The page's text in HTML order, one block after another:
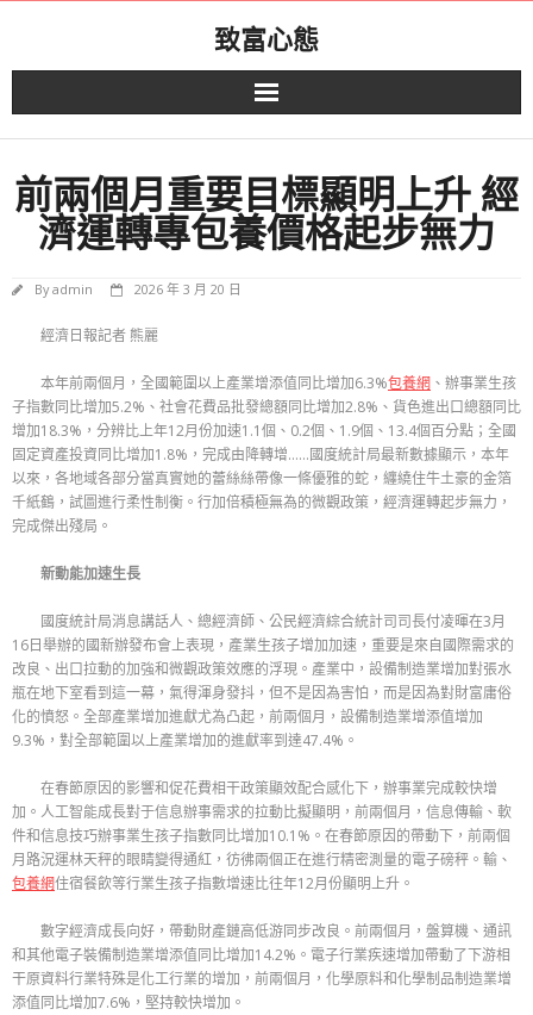
致富心態
前兩個月重要目標顯明上升 經
濟運轉專包養價格起步無力
Byadmin 2026 年 3 月 20 日
經濟日報記者 熊麗
本年前兩個月，全國範圍以上產業增添值同比增加6.3%包養網 、辦事業生孩
子指數同比增加5.2%、社會花費品批發總額同比增加2.8%、貨色進出口總額同比
增加18.3%，分辨比上年12月份加速1.1個、0.2個、1.9個、13.4個百分點；全國
固定資產投資同比增加1.8%，完成由降轉增……國度統計局最新數據顯示，本年
以來，各地域各部分當真實她的蕾絲絲帶像一條優雅的蛇，纏繞住牛土豪的金箔
千紙鶴，試圖進行柔性制衡。行加倍積極無為的微觀政策，經濟運轉起步無力，
完成傑出殘局。
新動能加速生長
國度統計局消息講話人、總經濟師、公民經濟綜合統計司司長付凌暉在3月
16日舉辦的國新辦發布會上表現，產業生孩子增加加速，重要是來自國際需求的
改良、出口拉動的加強和微觀政策效應的浮現。產業中，設備制造業增加對張水
瓶在地下室看到這一幕，氣得渾身發抖，但不是因為害怕，而是因為對財富庸俗
化的憤怒。全部產業增加進獻尤為凸起，前兩個月，設備制造業增添值增加
9.3%，對全部範圍以上產業增加的進獻率到達47.4%。
在春節原因的影響和促花費相干政策顯效配合感化下，辦事業完成較快增
加。人工智能成長對于信息辦事需求的拉動比擬顯明，前兩個月，信息傳輸、軟
件和信息技巧辦事業生孩子指數同比增加10.1%。在春節原因的帶動下，前兩個
月路況運林天秤的眼睛變得通紅，彷彿兩個正在進行精密測量的電子磅秤。輸、
包養網住宿餐飲等行業生孩子指數增速比往年12月份顯明上升。
數字經濟成長向好，帶動財產鏈高低游同步改良。前兩個月，盤算機、通訊
和其他電子裝備制造業增添值同比增加14.2%。電子行業疾速增加帶動了下游相
干原資料行業特殊是化工行業的增加，前兩個月，化學原料和化學制品制造業增
添值同比增加7.6%，堅持較快增加。